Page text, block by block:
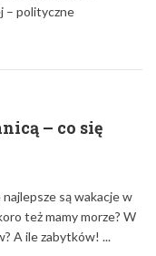
– polityczne
– co się
są wakacje w
też mamy morze? W
A ile zabytków! ...